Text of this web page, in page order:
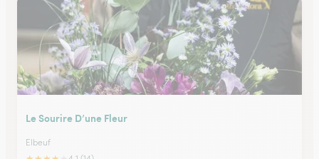
Le Sourire D’une Fleur
Elbeuf